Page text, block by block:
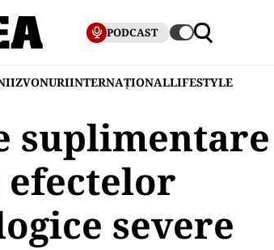
PODCAST
ZVONURIINTERNAȚIONALLIFESTYLE
suplimentare
severe